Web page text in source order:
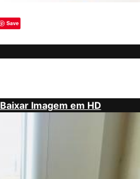
Save
Baixar Imagem em HD